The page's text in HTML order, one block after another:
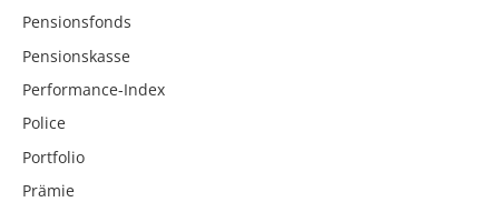
Pensionsfonds
Pensionskasse
Performance-Index
Police
Portfolio
Prämie